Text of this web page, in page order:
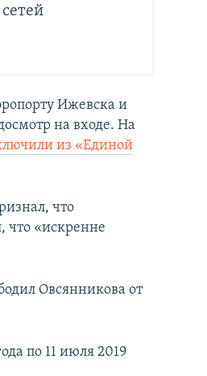
Ижевска и
на входе. На
из «Единой
что
что «искренне
Овсянникова от
по 11 июля 2019